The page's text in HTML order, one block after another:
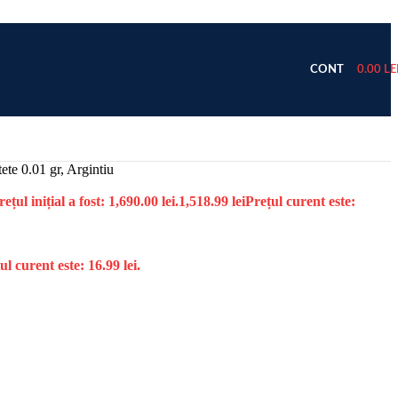
CONT 0.00
0.01 gr, Argintiu
inițial a fost: 1,690.00 lei.1,518.99 leiPrețul curent este:
curent este: 16.99 lei.